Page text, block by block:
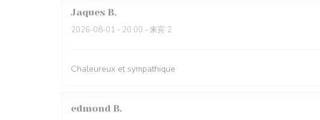
Jaques B
2026-08-01 - 20:00 - 来宾 2
Chaleureux et sympathique
edmond B